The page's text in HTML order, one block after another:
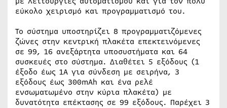
εύκολο χειρισμό και προγραμματισμό του.
Το σύστημα υποστηρίζει 8 προγραμματιζόμενες
ζώνες στην κεντρική πλακέτα επεκτεινόμενες
σε 99, 16 ανεξάρτητα υποσυστήματα και 64
συσκευές στο σύστημα. Διαθέτει 5 εξόδους (1
έξοδο έως 1Α για σύνδεση με σειρήνα, 3
εξόδους έως 300mAh και ένα ρελέ
ενσωματωμένο στην κύρια πλακέτα) με
δυνατότητα επέκτασης σε 99 εξόδους. Παρέχει 3